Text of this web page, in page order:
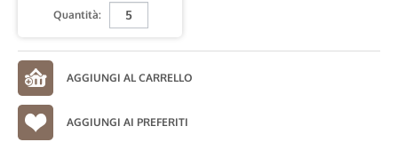
Quantità:
AGGIUNGI AI PREFERITI